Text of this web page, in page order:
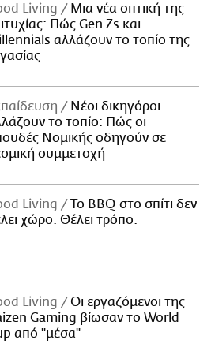
Living
Μια νέα οπτική της
Πώς Gen Zs και
αλλάζουν το τοπίο της
Νέοι δικηγόροι
το τοπίο: Πώς οι
Νομικής οδηγούν σε
συμμετοχή
Living
Το BBQ στο σπίτι δεν
χώρο. Θέλει τρόπο.
Living
Οι εργαζόμενοι της
Gaming βίωσαν το World
από "μέσα"